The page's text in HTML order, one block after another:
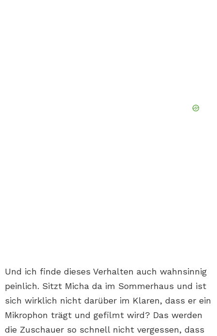
Und ich finde dieses Verhalten auch wahnsinnig
peinlich. Sitzt Micha da im Sommerhaus und ist
sich wirklich nicht darüber im Klaren, dass er ein
Mikrophon trägt und gefilmt wird? Das werden
die Zuschauer so schnell nicht vergessen, dass